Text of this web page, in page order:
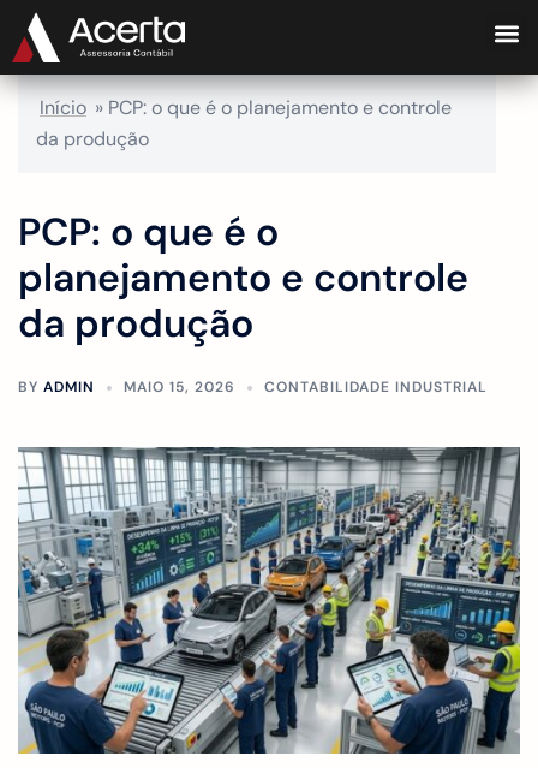
Início » PCP: o que é o planejamento e controle
da produção
PCP: o que é o
planejamento e controle
da produção
BY ADMIN MAIO 15, 2026 CONTABILIDADE INDUSTRIAL